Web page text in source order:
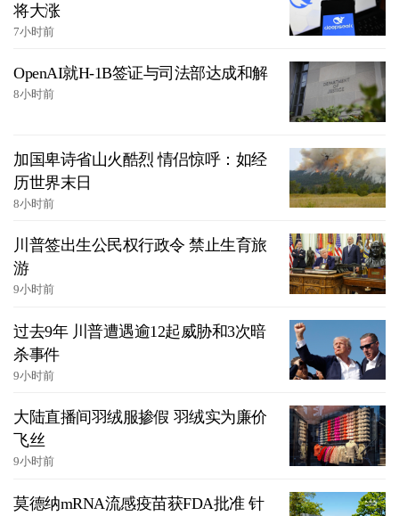
将大涨
7小时前
OpenAI就H-1B签证与司法部达成和解
8小时前
加国卑诗省山火酷烈 情侣惊呼：如经
历世界末日
8小时前
川普签出生公民权行政令 禁止生育旅
游
9小时前
过去9年 川普遭遇逾12起威胁和3次暗
杀事件
9小时前
大陆直播间羽绒服掺假 羽绒实为廉价
飞丝
9小时前
莫德纳mRNA流感疫苗获FDA批准 针